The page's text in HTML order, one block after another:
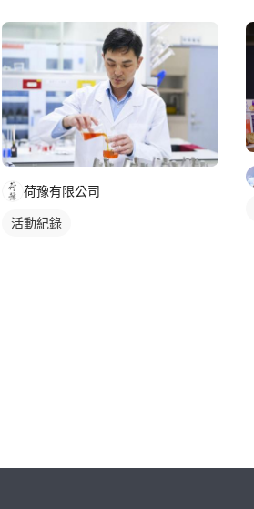
荷豫有限公司
活動紀錄